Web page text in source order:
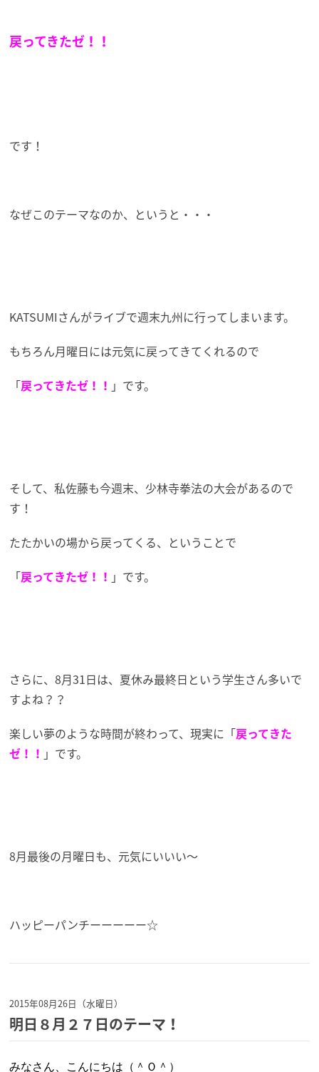
戻ってきたゼ！！
です！
なぜこのテーマなのか、というと・・・
KATSUMIさんがライブで週末九州に行ってしまいます。
もちろん月曜日には元気に戻ってきてくれるので
「戻ってきたゼ！！ 」です。
そして、私佐藤も今週末、少林寺拳法の大会があるので
す！
たたかいの場から戻ってくる、ということで
「戻ってきたゼ！！ 」です。
さらに、8月31日は、夏休み最終日という学生さん多いで
すよね？？
楽しい夢のような時間が終わって、現実に「戻ってきた
ゼ！！ 」です。
8月最後の月曜日も、元気にいいい～
ハッピーパンチーーーーー☆
2015年08月26日（水曜日）
明日８月２７日のテーマ！
みなさん、こんにちは（＾Ｏ＾）